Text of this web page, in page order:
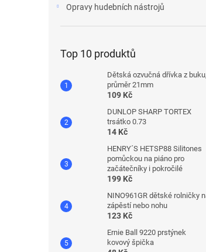
Opravy hudebních nástrojů
Top 10 produktů
Dětská ozvučná dřívka z buku,
průměr 21mm
109 Kč
DUNLOP SHARP TORTEX
trsátko 0.73
14 Kč
HENRY´S HETSP88 Silitones
pomůckou na piáno pro
začátečníky i pokročilé
199 Kč
NINO961GR dětské rolničky
zápěstí nebo nohu
123 Kč
Ernie Ball 9220 prstýnek
kovový špička